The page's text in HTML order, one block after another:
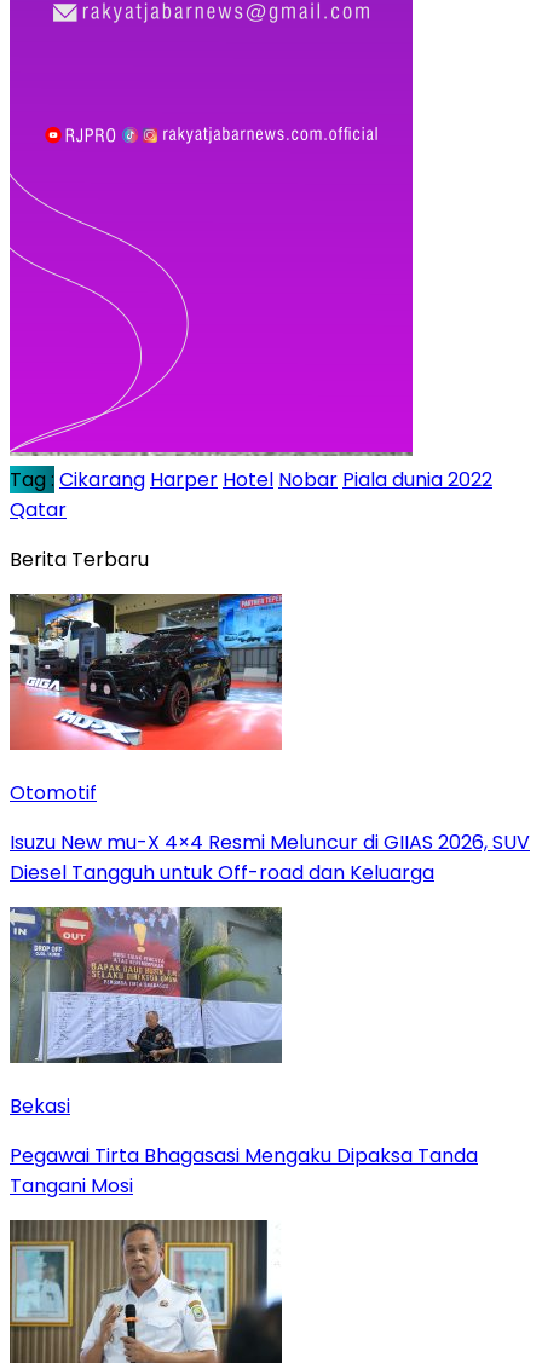
Tag : Cikarang Harper Hotel Nobar Piala dunia 2022
Qatar
Berita Terbaru
Otomotif
Isuzu New mu-X 4×4 Resmi Meluncur di GIIAS 2026, SUV
Diesel Tangguh untuk Off-road dan Keluarga
Bekasi
Pegawai Tirta Bhagasasi Mengaku Dipaksa Tanda
Tangani Mosi